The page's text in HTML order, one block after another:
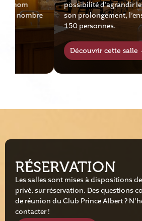
possibilité d’agrandir le Bar
son prolongement, l’ensemble
150 personnes.
Découvrir cette salle →
RÉSERVATION
Les salles sont mises à dispositions
privé, sur réservation. Des questions
de réunion du Club Prince Albert ?
contacter !